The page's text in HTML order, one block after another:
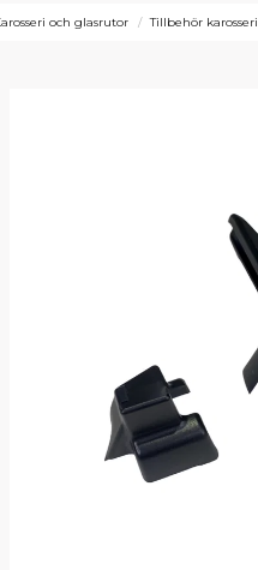
och glasrutor Tillbehör karosseri